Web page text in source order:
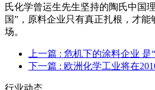
氏化学曾运生先生坚持的陶氏中国
国”，原料企业只有真正扎根，才
场。
上一篇 : 危机下的涂料企业 是
下一篇 : 欧洲化学工业将在
行业动态